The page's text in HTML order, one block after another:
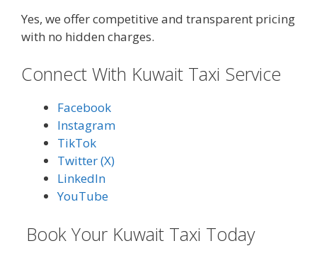
Yes, we offer competitive and transparent pricing
with no hidden charges.
Connect With Kuwait Taxi Service
Facebook
Instagram
TikTok
Twitter (X)
LinkedIn
YouTube
Book Your Kuwait Taxi Today